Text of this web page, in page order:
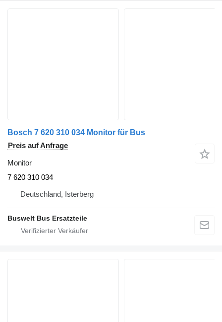
Bosch 7 620 310 034 Monitor für Bus
Preis auf Anfrage
Monitor
7 620 310 034
Deutschland, Isterberg
Buswelt Bus Ersatzteile